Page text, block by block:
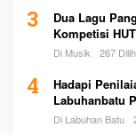
3
Dua Lagu
Kompetisi
Di Musik 267
4
Hadapi
Labuhanbatu
Di Labuhan Batu